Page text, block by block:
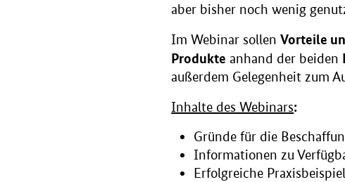
aber bisher noch wenig
Im Webinar sollenVorteile
Produkte anhand der beiden
außerdem Gelegenheit zum
Inhalte des Webinars:
Gründe für die
Informationen zu
Erfolgreiche